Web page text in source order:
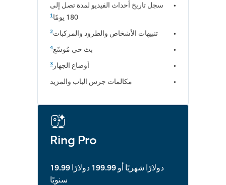
سجل تاريخ أحداث الفيديو لمدة تصل إلى
180 يومًا
1
تنبيهات الأشخاص والطرود والمركبات2
بث حي مُوسّع4
أوضاع الجهاز 3
مكالمات جرس الباب والمزيد
Ring Pro
19.99 دولارًا شهريًا أو 199.99 دولارًا
سنويًا